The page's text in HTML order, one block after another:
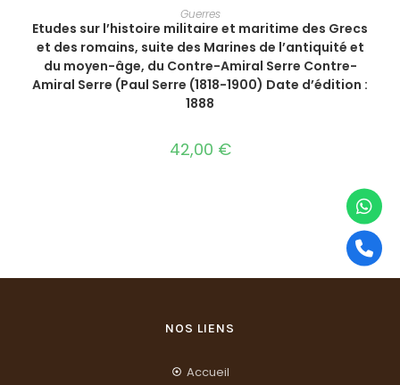
AJOUTER AU PANIER
Guerres
Etudes sur l’histoire militaire et maritime des Grecs
et des romains, suite des Marines de l’antiquité et
du moyen-âge, du Contre-Amiral Serre Contre-
Amiral Serre (Paul Serre (1818-1900) Date d’édition :
1888
42,00 €
NOS LIENS
Accueil